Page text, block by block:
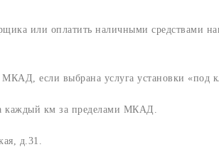
или оплатить наличными средствами
если выбрана услуга установки «под
каждый км за пределами МКАД.
д.31.